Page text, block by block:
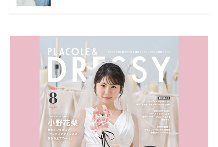
ため、比較せずに選ぶと損をしてしまうことも……。
内容：特典金額・条件・応募方法・注意点 「どこが
一番お得？」「プラコレの特典は？」といった疑問も
解決します。 まずは診断で候補を絞れる「ウェディ
ング診断」か、体験型 […]
続きを読む